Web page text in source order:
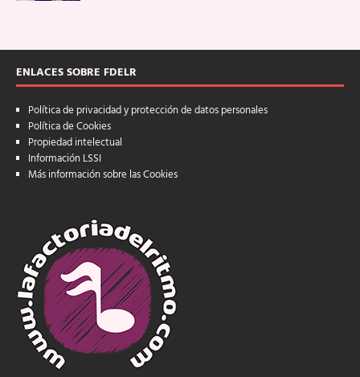
ENLACES SOBRE FDELR
Política de privacidad y protección de datos personales
Política de Cookies
Propiedad intelectual
Información LSSI
Más información sobre las Cookies